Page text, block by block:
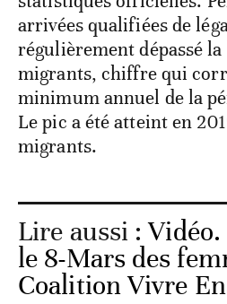
arrivées qualifiées de
régulièrement dépassé
migrants, chiffre qui
minimum annuel de la
Le pic a été atteint en
migrants.
Lire aussi :
le 8-Mars des
Coalition Vivre